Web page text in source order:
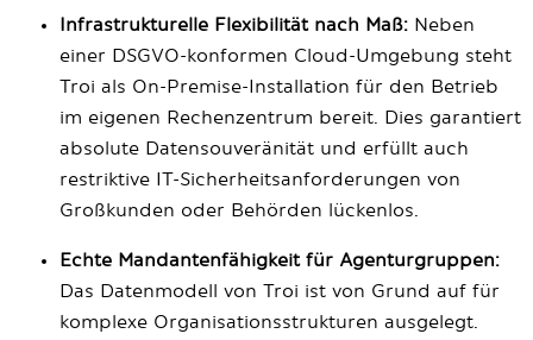
Infrastrukturelle Flexibilität nach Maß: Neben
einer DSGVO-konformen Cloud-Umgebung steht
Troi als On-Premise-Installation für den Betrieb
im eigenen Rechenzentrum bereit. Dies garantiert
absolute Datensouveränität und erfüllt auch
restriktive IT-Sicherheitsanforderungen von
Großkunden oder Behörden lückenlos.
Echte Mandantenfähigkeit für Agenturgruppen:
Das Datenmodell von Troi ist von Grund auf für
komplexe Organisationsstrukturen ausgelegt.